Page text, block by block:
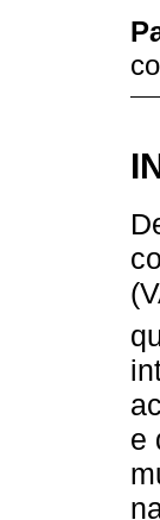
e